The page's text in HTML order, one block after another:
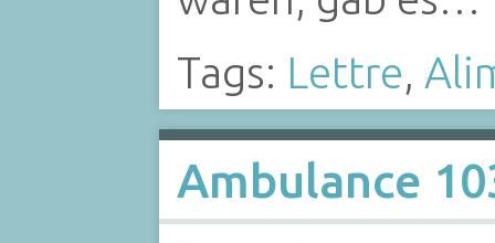
Tags: Lettre,
Ambulance